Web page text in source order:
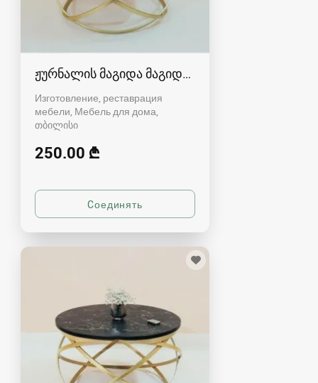
ჟურნალის მაგიდა მაგიდები
Изготовление, реставрация
мебели, Мебель для дома
თბილისი
250.00 ₾